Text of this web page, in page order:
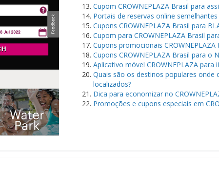
Cupom CROWNEPLAZA Brasil para
Portais de reservas online semelhantes
Cupons CROWNEPLAZA Brasil para
Cupom para CROWNEPLAZA Brasil
Cupons promocionais
Cupons CROWNEPLAZA Brasil para o
Aplicativo móvel CROWNEPLAZA para
Quais são os destinos populares onde
localizados?
Dica para economizar no
Promoções e cupons especiais em